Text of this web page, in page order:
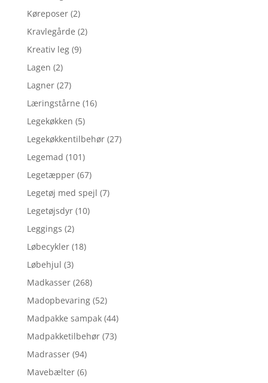
Køreposer (2)
Kravlegårde (2)
Kreativ leg (9)
Lagen (2)
Lagner (27)
Læringstårne (16)
Legekøkken (5)
Legekøkkentilbehør (27)
Legemad (101)
Legetæpper (67)
Legetøj med spejl (7)
Legetøjsdyr (10)
Leggings (2)
Løbecykler (18)
Løbehjul (3)
Madkasser (268)
Madopbevaring (52)
Madpakke sampak (44)
Madpakketilbehør (73)
Madrasser (94)
Mavebælter (6)